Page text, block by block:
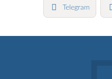
Telegram